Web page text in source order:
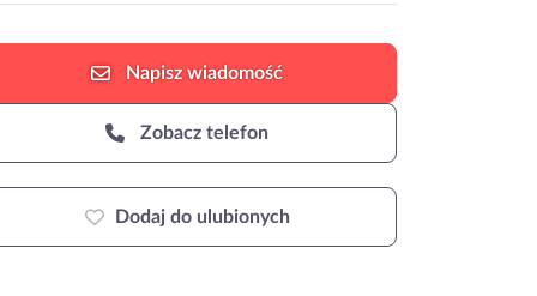
Napisz wiadomość
Zobacz telefon
Dodaj do ulubionych